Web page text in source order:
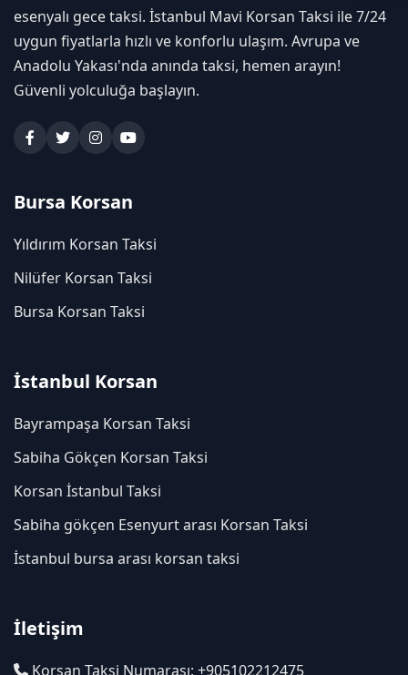
esenyalı gece taksi. İstanbul Mavi Korsan Taksi ile 7/24
uygun fiyatlarla hızlı ve konforlu ulaşım. Avrupa ve
Anadolu Yakası'nda anında taksi, hemen arayın!
Güvenli yolculuğa başlayın.
Bursa Korsan
Yıldırım Korsan Taksi
Nilüfer Korsan Taksi
Bursa Korsan Taksi
İstanbul Korsan
Bayrampaşa Korsan Taksi
Sabiha Gökçen Korsan Taksi
Korsan İstanbul Taksi
Sabiha gökçen Esenyurt arası Korsan Taksi
İstanbul bursa arası korsan taksi
İletişim
Korsan Taksi Numarası: +905102212475